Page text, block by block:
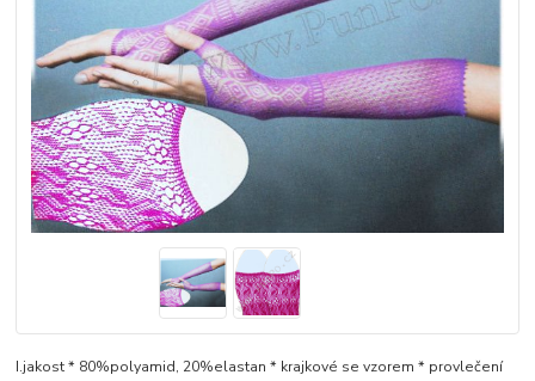
I.jakost * 80%polyamid, 20%elastan * krajkové se vzorem * provlečení